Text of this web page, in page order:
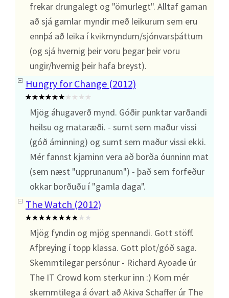
frekar drungalegt og "ömurlegt". Alltaf gaman
að sjá gamlar myndir með leikurum sem eru
ennþá að leika í kvikmyndum/sjónvarsþáttum
(og sjá hvernig þeir voru þegar þeir voru
ungir/hvernig þeir hafa breyst).
Hungry for Change (2012)
Mjög áhugaverð mynd. Góðir punktar varðandi
heilsu og mataræði. - sumt sem maður vissi
(góð áminning) og sumt sem maður vissi ekki.
Mér fannst kjarninn vera að borða óunninn mat
(sem næst "upprunanum") - það sem forfeður
okkar borðuðu í "gamla daga".
The Watch (2012)
Mjög fyndin og mjög spennandi. Gott stöff.
Afþreying í topp klassa. Gott plot/góð saga.
Skemmtilegar persónur - Richard Ayoade úr
The IT Crowd kom sterkur inn :) Kom mér
skemmtilega á óvart að Akiva Schaffer úr The